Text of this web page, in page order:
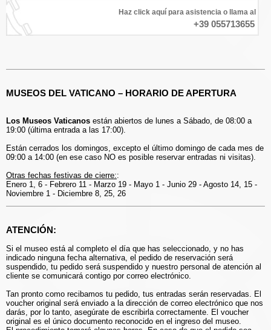
Haz click aquí para asistencia o llama al
+39 055713655
MUSEOS DEL VATICANO – HORARIO DE APERTURA
Los Museos Vaticanos están abiertos de lunes a Sábado, de 08:00 a
19:00 (última entrada a las 17:00).
Están cerrados los domingos, excepto el último domingo de cada mes de
09:00 a 14:00 (en ese caso NO es posible reservar entradas ni visitas).
Otras fechas festivas de cierre::
Enero 1, 6 - Febrero 11 - Marzo 19 - Mayo 1 - Junio 29 - Agosto 14, 15 -
Noviembre 1 - Diciembre 8, 25, 26
ATENCIÓN:
Si el museo está al completo el día que has seleccionado, y no has
indicado ninguna fecha alternativa, el pedido de reservación será
suspendido, tu pedido será suspendido y nuestro personal de atención al
cliente se comunicará contigo por correo electrónico.
Tan pronto como recibamos tu pedido, tus entradas serán reservadas. El
voucher original será enviado a la dirección de correo electrónico que nos
darás, por lo tanto, asegúrate de escribirla correctamente. El voucher
original es el único documento reconocido en el ingreso del museo.